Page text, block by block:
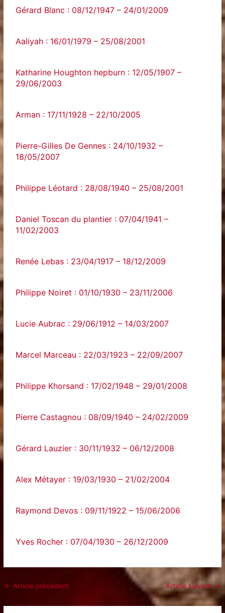
Gérard Blanc : 08/12/1947 – 24/01/2009
Aaliyah : 16/01/1979 – 25/08/2001
Katharine Houghton hepburn : 12/05/1907 –
29/06/2003
Arman : 17/11/1928 – 22/10/2005
Pierre-Gilles De Gennes : 24/10/1932 –
18/05/2007
Philippe Léotard : 28/08/1940 – 25/08/2001
Daniel Toscan du plantier : 07/04/1941 –
11/02/2003
Renée Lebas : 23/04/1917 – 18/12/2009
Philippe Noiret : 01/10/1930 – 23/11/2006
Lucie Aubrac : 29/06/1912 – 14/03/2007
Marcel Marceau : 22/03/1923 – 22/09/2007
Philippe Khorsand : 17/02/1948 – 29/01/2008
Pierre Castagnou : 08/09/1940 – 24/02/2009
Gérard Lauzier : 30/11/1932 – 06/12/2008
Alex Métayer : 19/03/1930 – 21/02/2004
Raymond Devos : 09/11/1922 – 15/06/2006
Yves Rocher : 07/04/1930 – 26/12/2009
← Article précédent Article suivant→